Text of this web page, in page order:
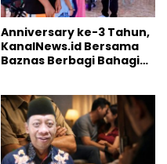
Anniversary ke-3 Tahun,
KanalNews.id Bersama
Baznas Berbagi Bahagia